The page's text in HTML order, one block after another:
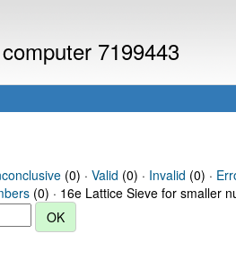
7199443
(0) · Valid (0) · Invalid (0) ·
(0) · 16e Lattice Sieve for smaller